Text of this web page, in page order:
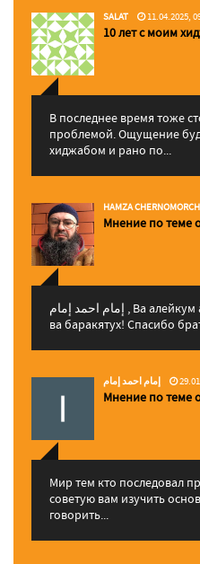
SALAT 11.04.2025,
10 лет с моим
В последнее время тоже
проблемой. Ощущение
хиджабом и рано по...
HAMZA
Мнение по теме
إمام احمد إمام , Ва алейкум ассалам ва рахматуЛлахи
ва баракятух! Спасибо
إمام احمد إمام
Мнение по теме
Мир тем кто последовал
советую вам изучить
говорить...